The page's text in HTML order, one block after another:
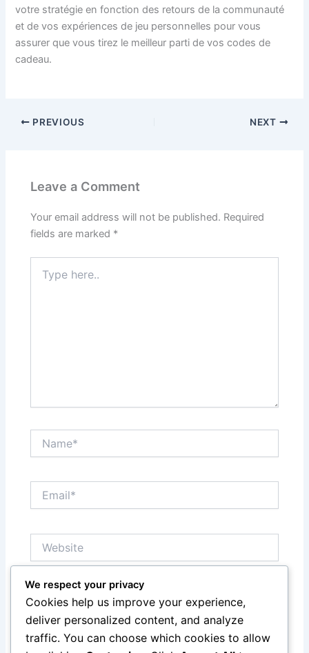
votre stratégie en fonction des retours de la communauté
et de vos expériences de jeu personnelles pour vous
assurer que vous tirez le meilleur parti de vos codes de
cadeau.
PREVIOUS NEXT
Leave a Comment
Your email address will not be published. Required
fields are marked *
here..
Save my name, email, and website in this browser
for the next time I comment.
We respect your privacy
Cookies help us improve your experience,
deliver personalized content, and analyze
traffic. You can choose which cookies to allow